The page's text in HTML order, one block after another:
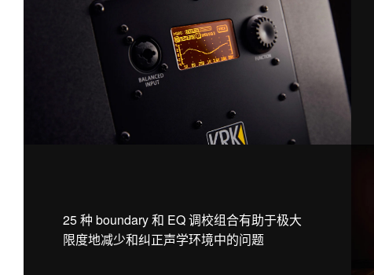
25 种 boundary 和 EQ 调校组合有助于极大
限度地减少和纠正声学环境中的问题